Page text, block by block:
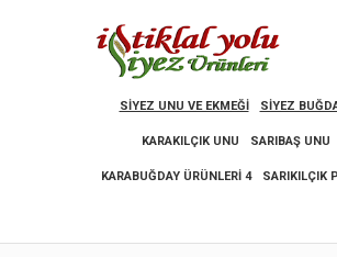
SIYEZ UNU VE EKMEĞI SIYEZ
KARAKILÇIK UNU SARIBAŞ UNU
KARABUĞDAY ÜRÜNLERI 4 SARIKILÇIK